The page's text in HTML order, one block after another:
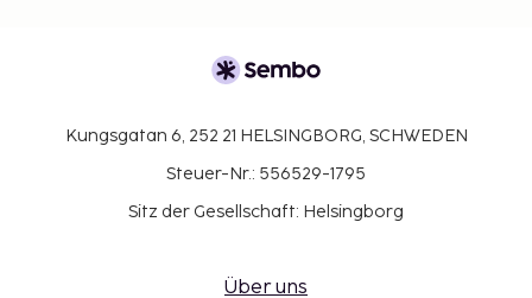
Kungsgatan 6, 252 21 HELSINGBORG, SCHWEDEN
Steuer-Nr.: 556529-1795
Sitz der Gesellschaft: Helsingborg
Über uns